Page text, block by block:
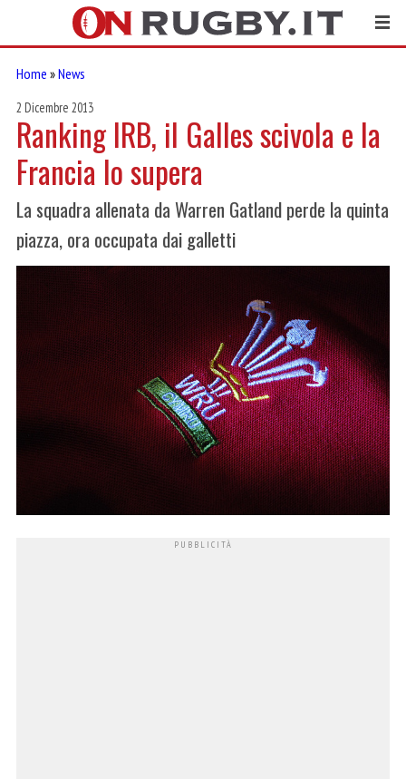
Home »News
2 Dicembre 2013
Ranking IRB, il Galles scivola e la
Francia lo supera
La squadra allenata da Warren Gatland perde la quinta
piazza, ora occupata dai galletti